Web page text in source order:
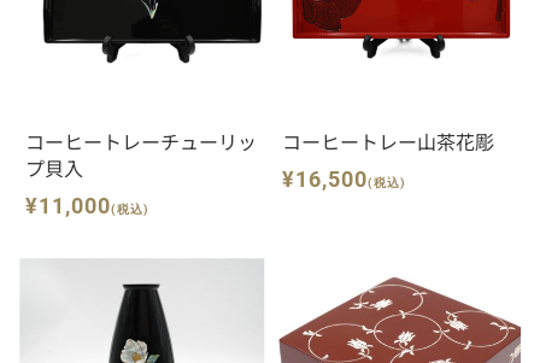
コーヒートレーチューリッ
プ貝入
¥11,000(税込)
コーヒートレー山茶花彫
¥16,500(税込)